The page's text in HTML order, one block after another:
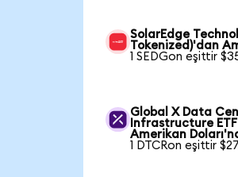
SolarEdge
Tokenized)'dan
1 SEDGon eşittir
Global X Data
Infrastructure
Amerikan
1 DTCRon eşittir